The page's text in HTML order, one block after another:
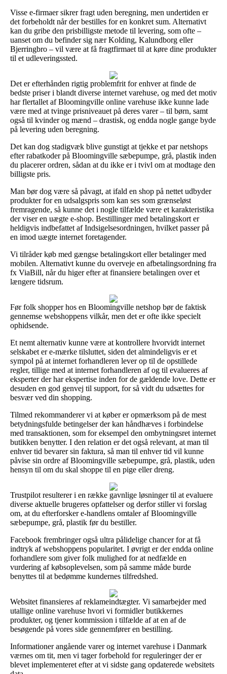
Visse e-firmaer sikrer fragt uden beregning, men undertiden er
det forbeholdt når der bestilles for en konkret sum. Alternativt
kan du gribe den prisbilligste metode til levering, som ofte –
uanset om du befinder sig nær Kolding, Kalundborg eller
Bjerringbro – vil være at få fragtfirmaet til at køre dine produkter
til et udleveringssted.
Det er efterhånden rigtig problemfrit for enhver at finde de
bedste priser i blandt diverse internet varehuse, og med det motiv
har flertallet af Bloomingville online varehuse ikke kunne lade
være med at tvinge prisniveauet på deres varer – til børn, samt
også til kvinder og mænd – drastisk, og endda nogle gange byde
på levering uden beregning.
Det kan dog stadigvæk blive gunstigt at tjekke et par netshops
efter rabatkoder på Bloomingville sæbepumpe, grå, plastik inden
du placerer ordren, sådan at du ikke er i tvivl om at modtage den
billigste pris.
Man bør dog være så påvagt, at ifald en shop på nettet udbyder
produkter for en udsalgspris som kan ses som grænseløst
fremragende, så kunne det i nogle tilfælde være et karakteristika
der viser en uægte e-shop. Bestillinger med betalingskort er
heldigvis indbefattet af Indsigelsesordningen, hvilket passer på
en imod uægte internet foretagender.
Vi tilråder køb med gængse betalingskort eller betalinger med
mobilen. Alternativt kunne du overveje en afbetalingsordning fra
fx ViaBill, når du higer efter at finansiere betalingen over et
længere tidsrum.
Før folk shopper hos en Bloomingville netshop bør de faktisk
gennemse webshoppens vilkår, men det er ofte ikke specielt
ophidsende.
Et nemt alternativ kunne være at kontrollere hvorvidt internet
selskabet er e-mærke tilsluttet, siden det almindeligvis er et
sympol på at internet forhandleren lever op til de opstillede
regler, tillige med at internet forhandleren af og til evalueres af
eksperter der har ekspertise inden for de gældende love. Dette er
desuden en god genvej til support, for så vidt du udsættes for
besvær ved din shopping.
Tilmed rekommanderer vi at køber er opmærksom på de mest
betydningsfulde betingelser der kan håndhæves i forbindelse
med transaktionen, som for eksempel den ombytningsret internet
butikken benytter. I den relation er det også relevant, at man til
enhver tid bevarer sin faktura, så man til enhver tid vil kunne
påvise sin ordre af Bloomingville sæbepumpe, grå, plastik, uden
hensyn til om du skal shoppe til en pige eller dreng.
Trustpilot resulterer i en række gavnlige løsninger til at evaluere
diverse aktuelle brugeres opfattelser og derfor stiller vi forslag
om, at du efterforsker e-handlens omtaler af Bloomingville
sæbepumpe, grå, plastik før du bestiller.
Facebook frembringer også ultra pålidelige chancer for at få
indtryk af webshoppens popularitet. I øvrigt er der endda online
forhandlere som giver folk mulighed for at nedfælde en
vurdering af købsoplevelsen, som på samme måde burde
benyttes til at bedømme kundernes tilfredshed.
Websitet finansieres af reklameindtægter. Vi samarbejder med
utallige online varehuse hvori vi formidler butikkernes
produkter, og tjener kommission i tilfælde af at en af de
besøgende på vores side gennemfører en bestilling.
Informationer angående varer og internet varehuse i Danmark
værnes om tit, men vi tager forbehold for reguleringer der er
blevet implementeret efter at vi sidste gang opdaterede websitets